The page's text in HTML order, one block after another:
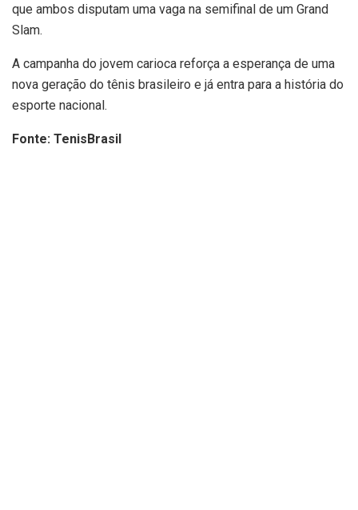
que ambos disputam uma vaga na semifinal de um Grand
Slam.
A campanha do jovem carioca reforça a esperança de uma
nova geração do tênis brasileiro e já entra para a história do
esporte nacional.
Fonte: TenisBrasil